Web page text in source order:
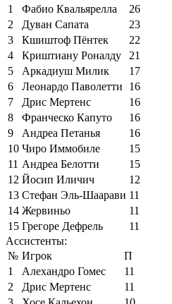
1
Фабио Квальярелла
26
2
Дуван Сапата
23
3
Кшиштоф Пёнтек
22
4
Криштиану Роналду
21
5
Аркадиуш Милик
17
6
Леонардо Паволетти
16
7
Дрис Мертенс
16
8
Франческо Капуто
16
9
Андреа Петанья
16
10 Чиро Иммобиле
15
11 Андреа Белотти
15
12 Йосип Иличич
12
13 Стефан Эль-Шаарави 11
14 Жервиньо
11
15 Грегоре Дефрель
11
Ассистенты:
№ Игрок
П
1
Алехандро Гомес
11
2
Дрис Мертенс
11